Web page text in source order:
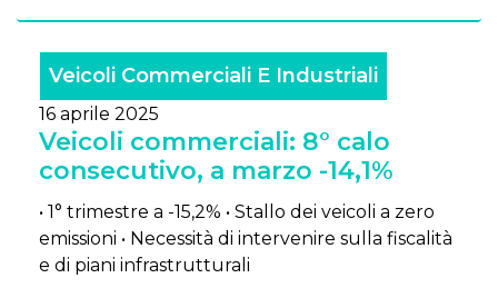
Veicoli Commerciali E Industriali
16 aprile 2025
Veicoli commerciali: 8° calo
consecutivo, a marzo -14,1%
• 1° trimestre a -15,2% • Stallo dei veicoli a zero
emissioni • Necessità di intervenire sulla fiscalità
e di piani infrastrutturali